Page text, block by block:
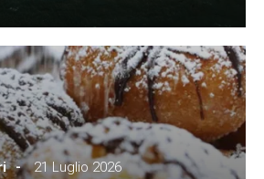
21 Luglio 2026